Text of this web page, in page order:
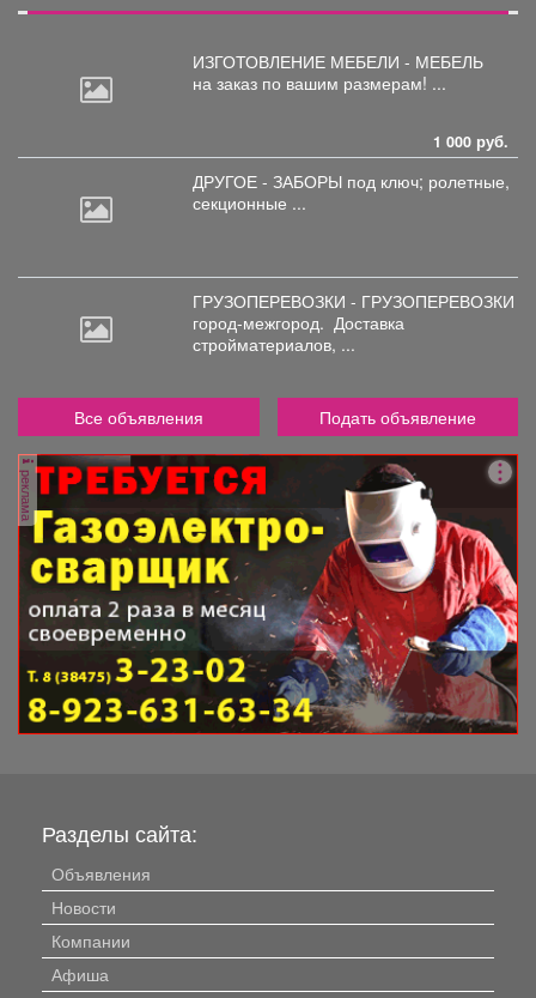
ИЗГОТОВЛЕНИЕ МЕБЕЛИ - МЕБЕЛЬ
на заказ по вашим размерам! ...
1 000 руб.
ДРУГОЕ - ЗАБОРЫ под ключ; ролетные,
секционные ...
ГРУЗОПЕРЕВОЗКИ - ГРУЗОПЕРЕВОЗКИ
город-межгород. Доставка
стройматериалов, ...
Все объявления Подать объявление
реклама
Разделы сайта:
Объявления
Новости
Компании
Афиша